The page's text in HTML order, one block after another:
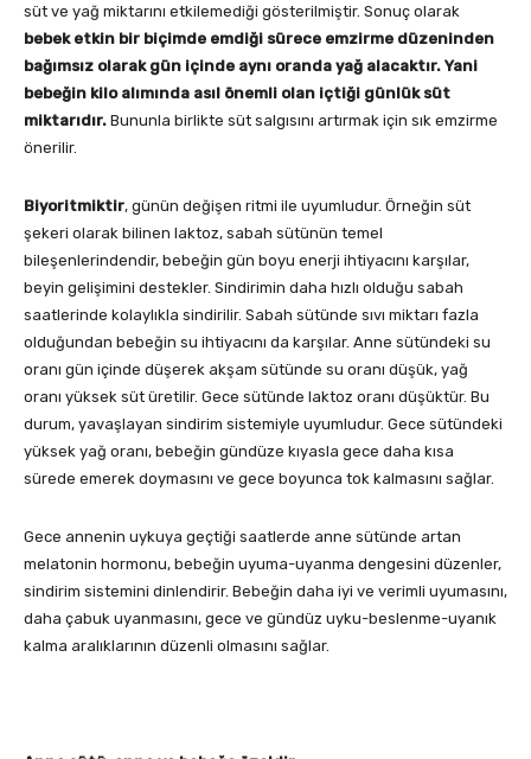
süt ve yağ miktarını etkilemediği gösterilmiştir. Sonuç olarak
bebek etkin bir biçimde emdiği sürece emzirme düzeninden
bağımsız olarak gün içinde aynı oranda yağ alacaktır. Yani
bebeğin kilo alımında asıl önemli olan içtiği günlük süt
miktarıdır. Bununla birlikte süt salgısını artırmak için sık emzirme
önerilir.
Biyoritmiktir, günün değişen ritmi ile uyumludur. Örneğin süt
şekeri olarak bilinen laktoz, sabah sütünün temel
bileşenlerindendir, bebeğin gün boyu enerji ihtiyacını karşılar,
beyin gelişimini destekler. Sindirimin daha hızlı olduğu sabah
saatlerinde kolaylıkla sindirilir. Sabah sütünde sıvı miktarı fazla
olduğundan bebeğin su ihtiyacını da karşılar. Anne sütündeki su
oranı gün içinde düşerek akşam sütünde su oranı düşük, yağ
oranı yüksek süt üretilir. Gece sütünde laktoz oranı düşüktür. Bu
durum, yavaşlayan sindirim sistemiyle uyumludur. Gece sütündeki
yüksek yağ oranı, bebeğin gündüze kıyasla gece daha kısa
sürede emerek doymasını ve gece boyunca tok kalmasını sağlar.
Gece annenin uykuya geçtiği saatlerde anne sütünde artan
melatonin hormonu, bebeğin uyuma-uyanma dengesini düzenler,
sindirim sistemini dinlendirir. Bebeğin daha iyi ve verimli uyumasını,
daha çabuk uyanmasını, gece ve gündüz uyku-beslenme-uyanık
kalma aralıklarının düzenli olmasını sağlar.